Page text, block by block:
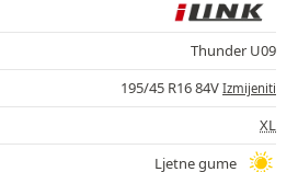
Thunder U09
195/45 R16 84V Izmijeniti
XL
Ljetne gume